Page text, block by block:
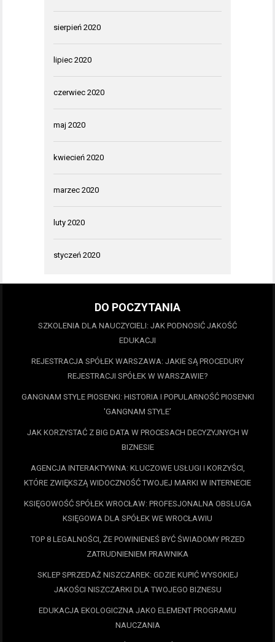
sierpień 2020
lipiec 2020
czerwiec 2020
maj 2020
kwiecień 2020
marzec 2020
luty 2020
styczeń 2020
DO POCZYTANIA
SZKOLENIA DLA NAUCZYCIELI: JAK PODNOSIĆ JAKOŚĆ
EDUKACJI
REJESTRACJA SPÓŁEK WARSZAWA: JAKIE SĄ PROCEDURY
REJESTRACJI SPÓŁEK W WARSZAWIE?
GANGNAM STYLE PIOSENKI: HISTORIA I POPULARNOŚĆ PIOSENKI
'GANGNAM STYLE’
JAK KORZYSTAĆ Z BIG DATA W PROCESACH DECYZYJNYCH W
BIZNESIE
AGENCJA INTERAKTYWNA: KLUCZOWE USŁUGI I KORZYŚCI,
KTÓRE ZWIĘKSZĄ WIDOCZNOŚĆ TWOJEJ MARKI W INTERNECIE
KSIĘGOWOŚĆ SPÓŁEK WROCŁAW: PROFESJONALNA OBSŁUGA
KSIĘGOWA DLA SPÓŁEK WE WROCŁAWIU
TOP 8 LEGALNOŚCI, ŻE POWINIENEŚ BYĆ ŚWIADOMY PRZED
ZATRUDNIENIEM PRAWNIKA
SKLEP SPRZEDAŻ NISZCZAREK: GDZIE KUPIĆ WYSOKIEJ
JAKOŚCI NISZCZARKI DLA TWOJEGO BIZNESU
EDUKACJA EKOLOGICZNA JAKO ELEMENT PROGRAMU
NAUCZANIA